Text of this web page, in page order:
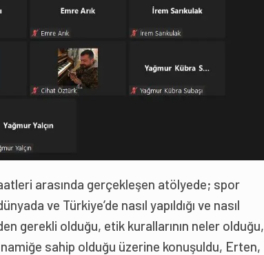
arasında gerçekleşen atölyede; spor
ve Türkiye’de nasıl yapıldığı ve nasıl
gerekli olduğu, etik kurallarının neler olduğu,
sahip olduğu üzerine konuşuldu, Erten,